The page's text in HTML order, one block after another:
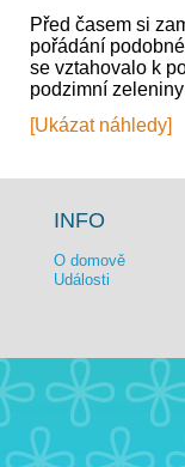
Před časem si
pořádání
se vztahovalo k
podzimní
[Ukázat náhledy]
INFO
O domově
Události